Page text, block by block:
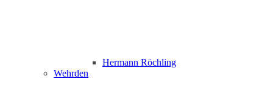
Hermann Röchling
Wehrden